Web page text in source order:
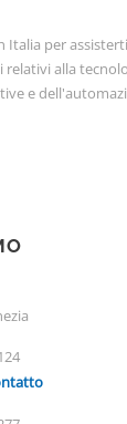
Italia per
alla
e